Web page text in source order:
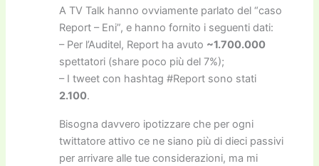
A TV Talk hanno ovviamente parlato del “caso
Report – Eni”, e hanno fornito i seguenti dati:
– Per l’Auditel, Report ha avuto ~1.700.000
spettatori (share poco più del 7%);
– I tweet con hashtag #Report sono stati
2.100.
Bisogna davvero ipotizzare che per ogni
twittatore attivo ce ne siano più di dieci passivi
per arrivare alle tue considerazioni, ma mi